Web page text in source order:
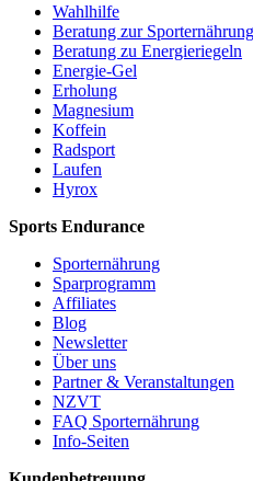
Wahlhilfe
Beratung zur Sporternährung
Beratung zu Energieriegeln
Energie-Gel
Erholung
Magnesium
Koffein
Radsport
Laufen
Hyrox
Sports Endurance
Sporternährung
Sparprogramm
Affiliates
Blog
Newsletter
Über uns
Partner & Veranstaltungen
NZVT
FAQ Sporternährung
Info-Seiten